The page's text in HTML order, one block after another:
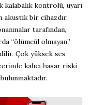
kontrolü, uyarı
akustik bir cihazdır.
tarafından,
“ölümcül olmayan”
Çok yüksek ses
kalıcı hasar riski